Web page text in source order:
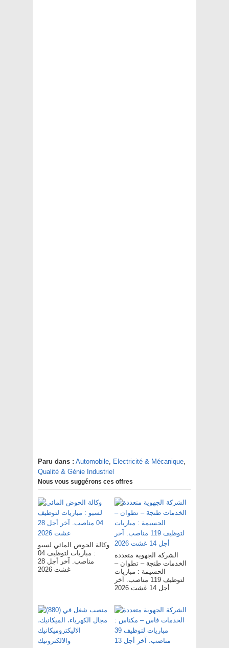
Paru dans : Automobile, Electricité & Mécanique,
Qualité & Génie Industriel
Nous vous suggérons ces offres
وكالة الحوض المائي لسبو
: مباريات لتوظيف 04
مناصب. آخر أجل 28
غشت 2026
الشركة الجهوية متعددة
الخدمات طنجة – تطوان –
الحسيمة : مباريات
لتوظيف 119 مناصب. آخر
أجل 14 غشت 2026